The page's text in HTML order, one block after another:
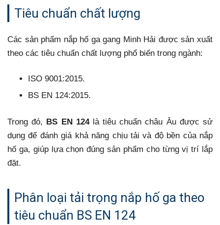
Tiêu chuẩn chất lượng
Các sản phẩm nắp hố ga gang Minh Hải được sản xuất
theo các tiêu chuẩn chất lượng phổ biến trong ngành:
ISO 9001:2015.
BS EN 124:2015.
Trong đó, BS EN 124là tiêu chuẩn châu Âu được sử
dụng để đánh giá khả năng chịu tải và độ bền của nắp
hố ga, giúp lựa chọn đúng sản phẩm cho từng vị trí lắp
đặt.
Phân loại tải trọng nắp hố ga theo
tiêu chuẩn BS EN 124